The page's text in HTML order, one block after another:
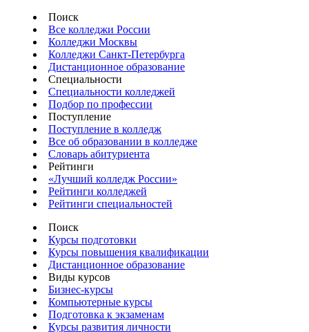
Поиск
Все колледжи России
Колледжи Москвы
Колледжи Санкт-Петербурга
Дистанционное образование
Специальности
Специальности колледжей
Подбор по профессии
Поступление
Поступление в колледж
Все об образовании в колледже
Словарь абитуриента
Рейтинги
«Лучший колледж России»
Рейтинги колледжей
Рейтинги специальностей
Поиск
Курсы подготовки
Курсы повышения квалификации
Дистанционное образование
Виды курсов
Бизнес-курсы
Компьютерные курсы
Подготовка к экзаменам
Курсы развития личности